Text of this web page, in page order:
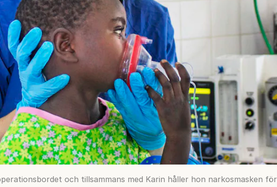
och tillsammans med Karin håller hon narkosmasken för